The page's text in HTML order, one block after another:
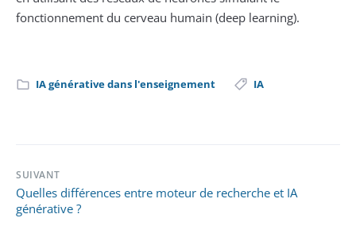
fonctionnement du cerveau humain (deep learning).
IA générative dans l'enseignement IA
SUIVANT
Quelles différences entre moteur de recherche et IA
générative ?